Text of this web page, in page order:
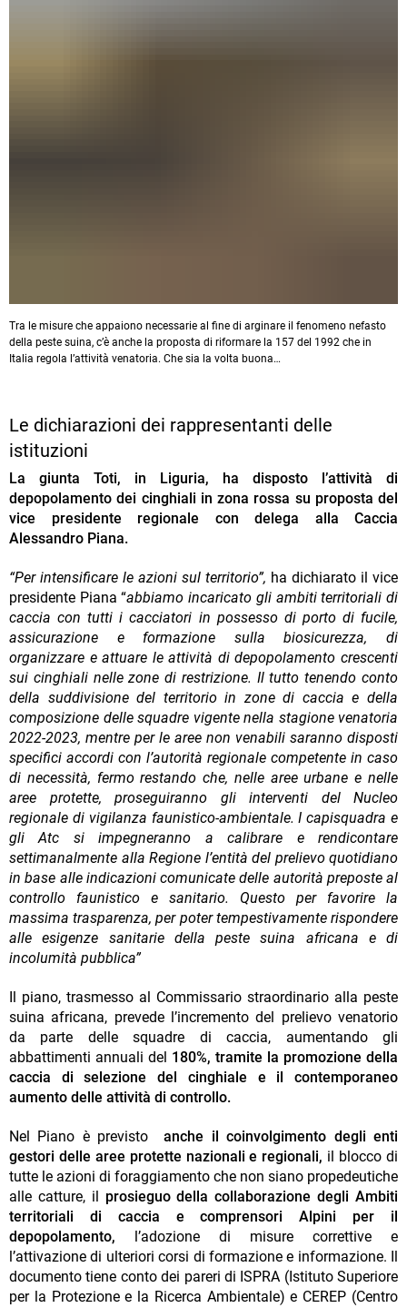
Tra le misure che appaiono necessarie al fine di arginare il fenomeno nefasto
della peste suina, c’è anche la proposta di riformare la 157 del 1992 che in
Italia regola l’attività venatoria. Che sia la volta buona…
Le dichiarazioni dei rappresentanti delle
istituzioni
La giunta Toti, in Liguria, ha disposto l’attività di
depopolamento dei cinghiali in zona rossa su proposta del
vice presidente regionale con delega alla Caccia
Alessandro Piana.
“Per intensificare le azioni sul territorio”, ha dichiarato il vice
presidente Piana “abbiamo incaricato gli ambiti territoriali di
caccia con tutti i cacciatori in possesso di porto di fucile,
assicurazione e formazione sulla biosicurezza, di
organizzare e attuare le attività di depopolamento crescenti
sui cinghiali nelle zone di restrizione. Il tutto tenendo conto
della suddivisione del territorio in zone di caccia e della
composizione delle squadre vigente nella stagione venatoria
2022-2023, mentre per le aree non venabili saranno disposti
specifici accordi con l’autorità regionale competente in caso
di necessità, fermo restando che, nelle aree urbane e nelle
aree protette, proseguiranno gli interventi del Nucleo
regionale di vigilanza faunistico-ambientale. I capisquadra e
gli Atc si impegneranno a calibrare e rendicontare
settimanalmente alla Regione l’entità del prelievo quotidiano
in base alle indicazioni comunicate delle autorità preposte al
controllo faunistico e sanitario. Questo per favorire la
massima trasparenza, per poter tempestivamente rispondere
alle esigenze sanitarie della peste suina africana e di
incolumità pubblica”
Il piano, trasmesso al Commissario straordinario alla peste
suina africana, prevede l’incremento del prelievo venatorio
da parte delle squadre di caccia, aumentando gli
abbattimenti annuali del 180%, tramite la promozione della
caccia di selezione del cinghiale e il contemporaneo
aumento delle attività di controllo.
Nel Piano è previstoanche il coinvolgimento degli enti
gestori delle aree protette nazionali e regionali, il blocco di
tutte le azioni di foraggiamento che non siano propedeutiche
alle catture, il prosieguo della collaborazione degli Ambiti
territoriali di caccia e comprensori Alpini per il
depopolamento,
l’adozione di misure correttive e
l’attivazione di ulteriori corsi di formazione e informazione. Il
documento tiene conto dei pareri di ISPRA (Istituto Superiore
per la Protezione e la Ricerca Ambientale) e CEREP (Centro